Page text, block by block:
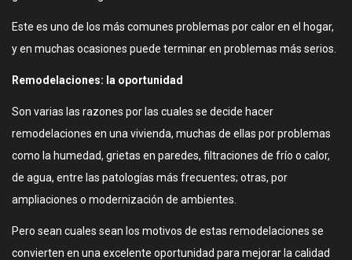
Este es uno de los más comunes problemas por calor en el hogar,
y en muchas ocasiones puede terminar en problemas más serios.
Remodelaciones: la oportunidad
Son varias las razones por las cuales se decide hacer
remodelaciones en una vivienda, muchas de ellas por problemas
como la humedad, grietas en paredes, filtraciones de frío o calor,
de agua, entre las patologías más frecuentes; otras, por
ampliaciones o modernización de ambientes.
Pero sean cuales sean los motivos de estas remodelaciones se
convierten en una excelente oportunidad para mejorar la calidad